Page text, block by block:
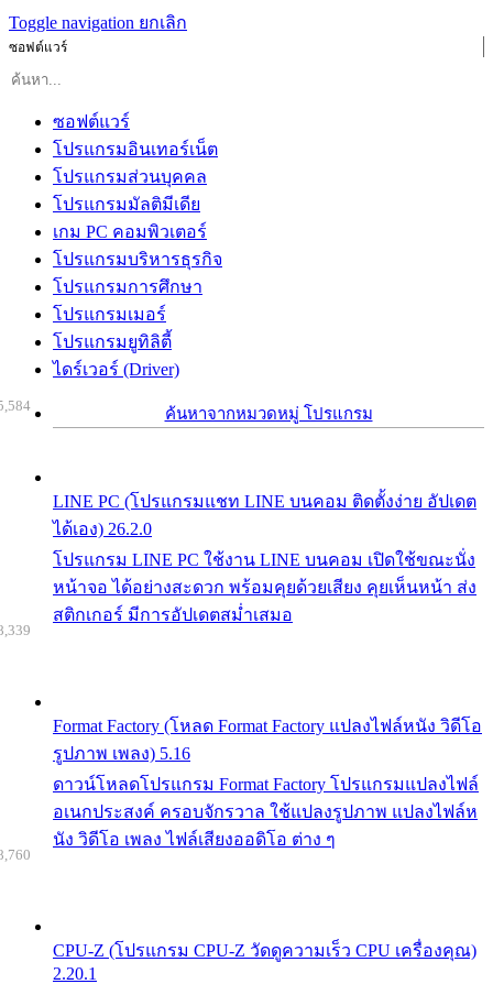
Toggle navigation ยกเลิก
ซอฟต์แวร์
ซอฟต์แวร์
โปรแกรมอินเทอร์เน็ต
โปรแกรมส่วนบุคคล
โปรแกรมมัลติมีเดีย
เกม PC คอมพิวเตอร์
โปรแกรมบริหารธุรกิจ
โปรแกรมการศึกษา
โปรแกรมเมอร์
โปรแกรมยูทิลิตี้
ไดร์เวอร์ (Driver)
ค้นหาจากหมวดหมู่ โปรแกรม
LINE PC (โปรแกรมแชท LINE บนคอม ติดตั้งง่าย อัปเดต
ได้เอง) 26.2.0
โปรแกรม LINE PC ใช้งาน LINE บนคอม เปิดใช้ขณะนั่ง
หน้าจอ ได้อย่างสะดวก พร้อมคุยด้วยเสียง คุยเห็นหน้า ส่ง
สติกเกอร์ มีการอัปเดตสม่ำเสมอ
Format Factory (โหลด Format Factory แปลงไฟล์หนัง วิดีโอ
รูปภาพ เพลง) 5.16
ดาวน์โหลดโปรแกรม Format Factory โปรแกรมแปลงไฟล์
อเนกประสงค์ ครอบจักรวาล ใช้แปลงรูปภาพ แปลงไฟล์ห
นัง วิดีโอ เพลง ไฟล์เสียงออดิโอ ต่าง ๆ
CPU-Z (โปรแกรม CPU-Z วัดดูความเร็ว CPU เครื่องคุณ)
2.20.1